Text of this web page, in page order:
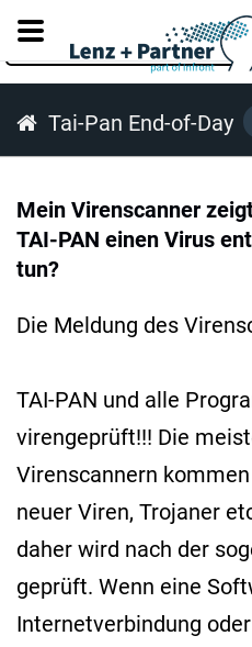
Tai-Pan End-of-Day
Mein Virenscanner
TAI-PAN einen Virus
tun?
Die Meldung des
TAI-PAN und alle
virengeprüft!!! Die
Virenscannern
neuer Viren, Trojaner
daher wird nach der
geprüft. Wenn eine
Internetverbindung